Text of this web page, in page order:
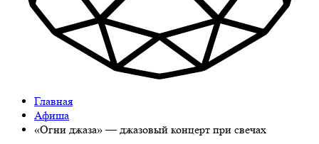
Главная
Афиша
«Огни джаза» — джазовый концерт при свечах